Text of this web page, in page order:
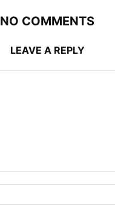
NO COMMENTS
LEAVE A REPLY